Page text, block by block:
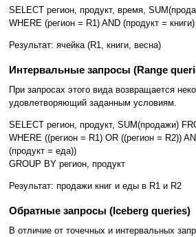
SELECT регион, продукт, время,
WHERE (регион = R1) AND (продукт =
Результат: ячейка (R1, книги, весна)
Интервальные запросы (Range
При запросах этого вида возвращается
удовлетворяющий заданным условиям.
SELECT регион, продукт, SUM(продажи)
WHERE ((регион = R1) OR ((регион = R2))
(продукт = еда))
GROUP BY регион, продукт
Результат: продажи книг и еды в R1 и R2
Обратные запросы (Iceberg queries)
В отличие от точечных и интервальных